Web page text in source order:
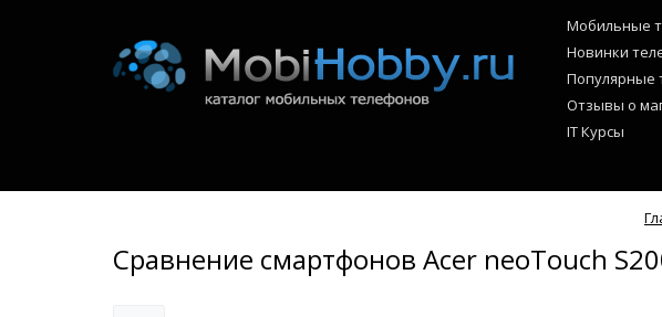
Мобильные
Новинки
Популярные
Отзывы о
IT Курсы
Сравнение смартфонов Acer neoTouch